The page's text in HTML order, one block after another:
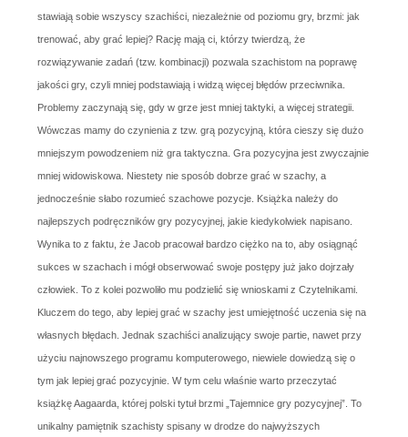
stawiają sobie wszyscy szachiści, niezależnie od poziomu gry, brzmi: jak
trenować, aby grać lepiej? Rację mają ci, którzy twierdzą, że
rozwiązywanie zadań (tzw. kombinacji) pozwala szachistom na poprawę
jakości gry, czyli mniej podstawiają i widzą więcej błędów przeciwnika.
Problemy zaczynają się, gdy w grze jest mniej taktyki, a więcej strategii.
Wówczas mamy do czynienia z tzw. grą pozycyjną, która cieszy się dużo
mniejszym powodzeniem niż gra taktyczna. Gra pozycyjna jest zwyczajnie
mniej widowiskowa. Niestety nie sposób dobrze grać w szachy, a
jednocześnie słabo rozumieć szachowe pozycje. Książka należy do
najlepszych podręczników gry pozycyjnej, jakie kiedykolwiek napisano.
Wynika to z faktu, że Jacob pracował bardzo ciężko na to, aby osiągnąć
sukces w szachach i mógł obserwować swoje postępy już jako dojrzały
człowiek. To z kolei pozwoliło mu podzielić się wnioskami z Czytelnikami.
Kluczem do tego, aby lepiej grać w szachy jest umiejętność uczenia się na
własnych błędach. Jednak szachiści analizujący swoje partie, nawet przy
użyciu najnowszego programu komputerowego, niewiele dowiedzą się o
tym jak lepiej grać pozycyjnie. W tym celu właśnie warto przeczytać
książkę Aagaarda, której polski tytuł brzmi „Tajemnice gry pozycyjnej”. To
unikalny pamiętnik szachisty spisany w drodze do najwyższych